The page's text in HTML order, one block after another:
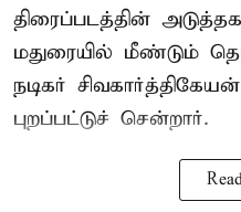
திரைப்படத்தின்
மதுரையில் மீண்டும்
நடிகர்
புறப்பட்டுச் சென்றார்.